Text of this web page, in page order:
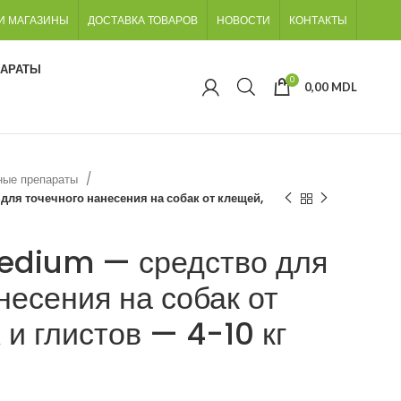
МАГАЗИНЫ ДОСТАВКА ТОВАРОВ НОВОСТИ КОНТАКТЫ
0 0,00 MDL
препараты
точечного нанесения на собак от клещей,
— средство для
на собак от
глистов — 4-10 кг